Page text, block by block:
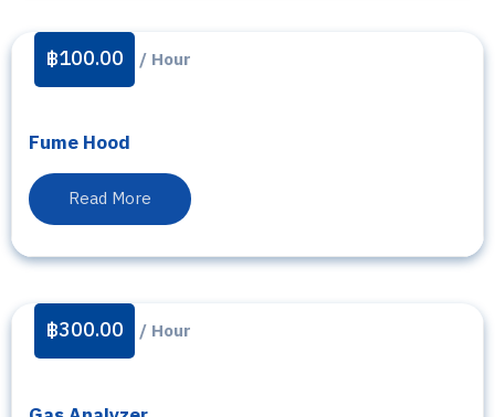
฿100.00 / Hour
Fume Hood
Read More
฿300.00 / Hour